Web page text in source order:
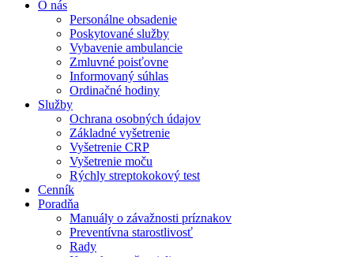
O nás
Personálne obsadenie
Poskytované služby
Vybavenie ambulancie
Zmluvné poisťovne
Informovaný súhlas
Ordinačné hodiny
Služby
Ochrana osobných údajov
Základné vyšetrenie
Vyšetrenie CRP
Vyšetrenie moču
Rýchly streptokokový test
Cenník
Poradňa
Manuály o závažnosti príznakov
Preventívna starostlivosť
Rady